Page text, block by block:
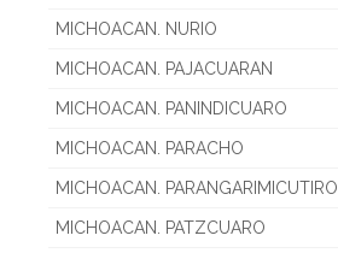
MICHOACAN. NURIO
MICHOACAN. PAJACUARAN
MICHOACAN. PANINDICUARO
MICHOACAN. PARACHO
MICHOACAN. PARANGARIMICUTIRO
MICHOACAN. PATZCUARO